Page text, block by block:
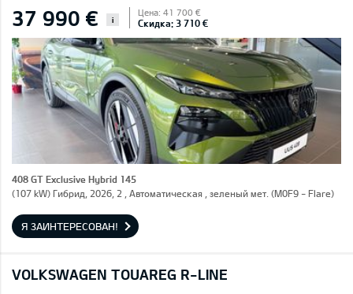
37 990 € i
Цена: 41 700 €
Скидка: 3 710 €
408 GT Exclusive Hybrid 145
(107 kW) Гибрид, 2026, 2 , Автоматическая , зеленый мет. (M0F9 - Flare)
Я ЗАИНТЕРЕСОВАН!
VOLKSWAGEN TOUAREG R-LINE